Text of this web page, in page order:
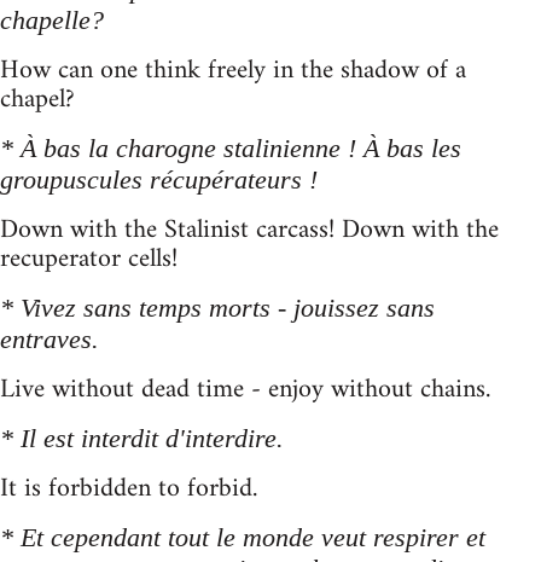
chapelle?
How can one think freely in the shadow of a
chapel?
* À bas la charogne stalinienne ! À bas les
groupuscules récupérateurs !
Down with the Stalinist carcass! Down with the
recuperator cells!
* Vivez sans temps morts - jouissez sans
entraves.
Live without dead time - enjoy without chains.
* Il est interdit d'interdire.
It is forbidden to forbid.
* Et cependant tout le monde veut respirer et